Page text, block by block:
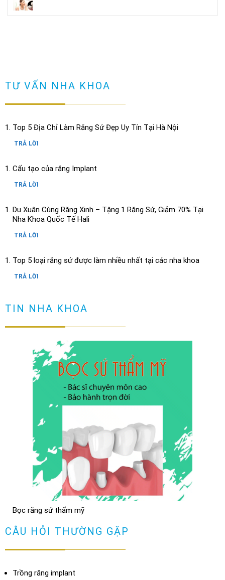
TƯ VẤN NHA KHOA
Top 5 Địa Chỉ Làm Răng Sứ Đẹp Uy Tín Tại Hà Nội
TRẢ LỜI
Cấu tạo của răng Implant
TRẢ LỜI
Du Xuân Cùng Răng Xinh – Tặng 1 Răng Sứ, Giảm 70% Tại
Nha Khoa Quốc Tế Hali
TRẢ LỜI
Top 5 loại răng sứ được làm nhiều nhất tại các nha khoa
TRẢ LỜI
Cầu răng sứ là gì? Làm cầu răng sứ có tốt không?
TRẢ LỜI
Làm sao để ngăn ngừa răng hô sau khi niềng?
Niềng răng có đau không? Tìm hiểu quy trình niềng răng
TRẢ LỜI
NHỮNG TRƯỜNG HỢP NÊN DÁN SỨ VENEER ( không phải ai
cũng dán sứ được)
Bọc răng sứ có bị hôi miệng không? Cách chữa
TRẢ LỜI
TIN NHA KHOA
Bọc răng sứ thẩm mỹ
XEM THÊM
CÂU HỎI THƯỜNG GẶP
Trồng răng implant